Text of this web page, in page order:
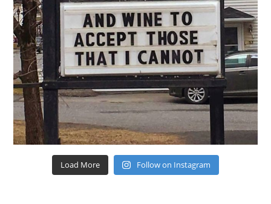
Load More Follow on Instagram